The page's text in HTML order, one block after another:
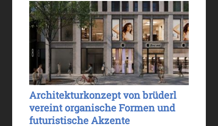
Architekturkonzept von brüderl
vereint organische Formen und
futuristische Akzente